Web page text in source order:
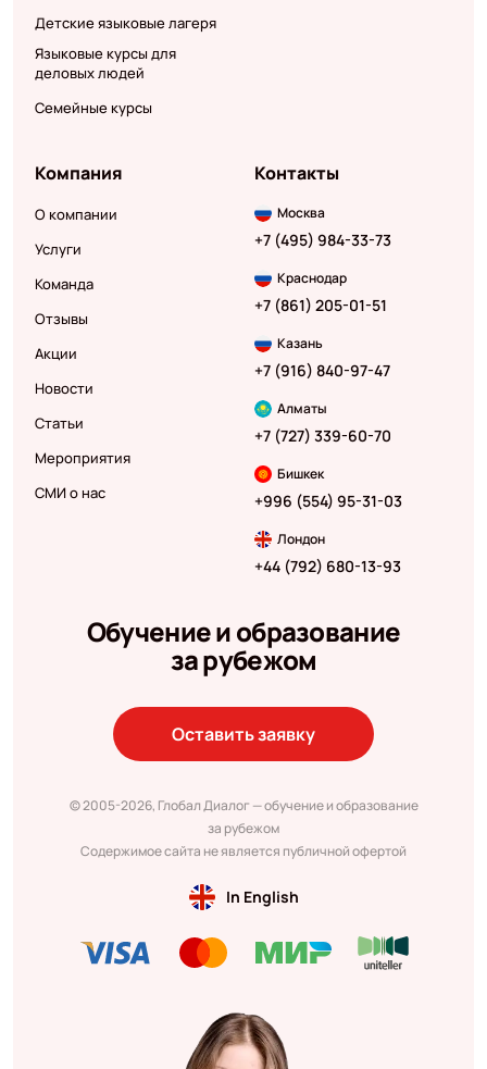
Детские языковые лагеря
Языковые курсы для
деловых людей
Семейные курсы
Компания
О компании
Услуги
Команда
Отзывы
Акции
Новости
Статьи
Мероприятия
СМИ о нас
Контакты
Москва
+7 (495) 984-33-73
Краснодар
+7 (861) 205-01-51
Казань
+7 (916) 840-97-47
Алматы
+7 (727) 339-60-70
Бишкек
+996 (554) 95-31-03
Лондон
+44 (792) 680-13-93
Обучение и образование
за рубежом
Оставить заявку
© 2005-2026, Глобал Диалог — обучение и образование
за рубежом
Содержимое сайта не является публичной офертой
In English